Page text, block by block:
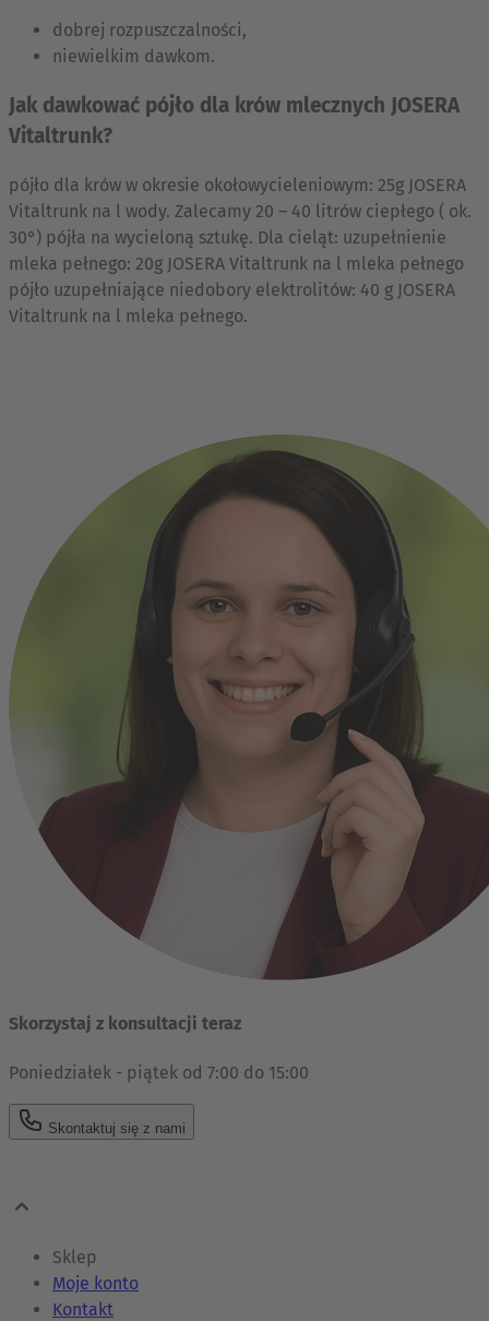
dobrej rozpuszczalności,
niewielkim dawkom.
Jak dawkować pójło dla krów mlecznych JOSERA
Vitaltrunk?
pójło dla krów w okresie okołowycieleniowym: 25g JOSERA
Vitaltrunk na l wody. Zalecamy 20 – 40 litrów ciepłego ( ok.
30°) pójła na wycieloną sztukę. Dla cieląt: uzupełnienie
mleka pełnego: 20g JOSERA Vitaltrunk na l mleka pełnego
pójło uzupełniające niedobory elektrolitów: 40 g JOSERA
Vitaltrunk na l mleka pełnego.
Skorzystaj z konsultacji teraz
Poniedziałek - piątek od 7:00 do 15:00
Skontaktuj się z nami
Sklep
Moje konto
Kontakt